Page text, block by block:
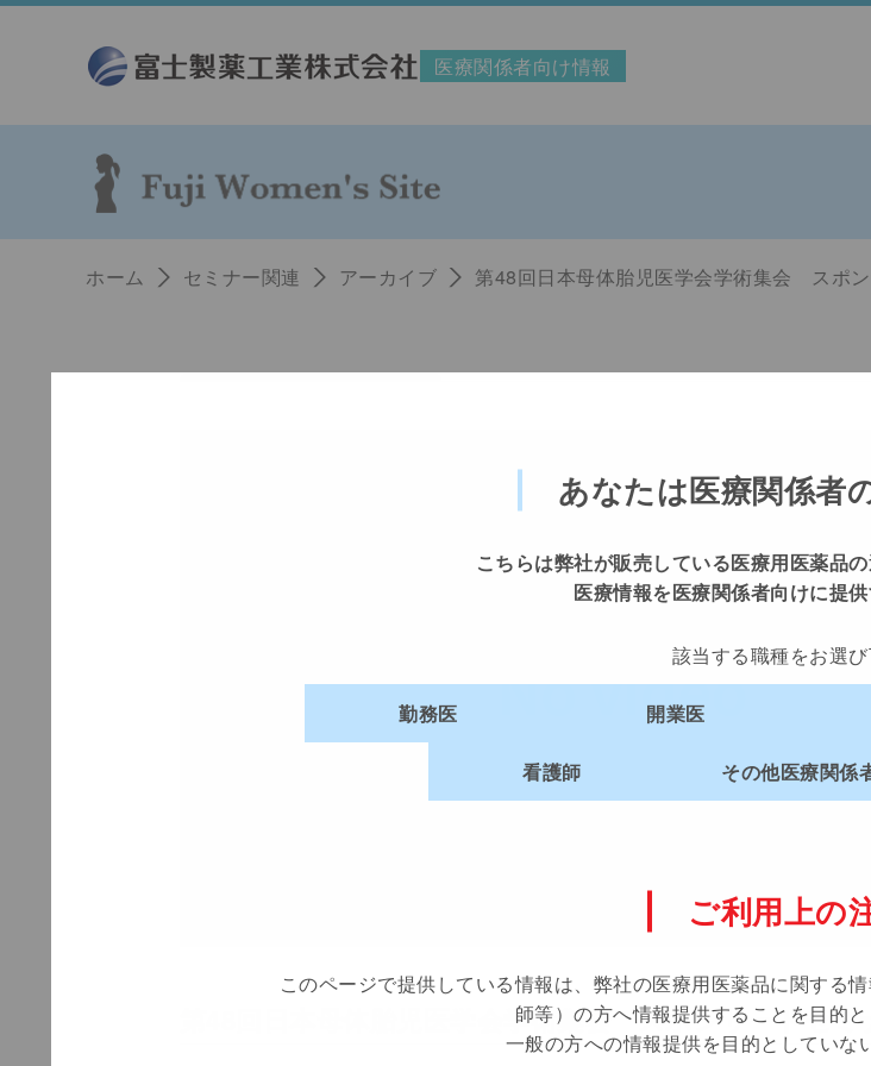
医療関係者向け情報
ホーム セミナー関連 アーカイブ 第48回日本母体胎児医学会学術集会 スポ
第48回日本母体胎児医学会学術集会 スポンサードセミ
あなたは医療関係者
こちらは弊社が販売している医療用医薬品
医療情報を医療関係者向けに提供
該当する職種をお選
勤務医 開業医
看護師 その他医療関係
ご利用上の
このページで提供している情報は、弊社の医療用医薬品に関する
師等）の方へ情報提供することを目的と
一般の方への情報提供を目的としていな
情報提供範囲は、承認された「効能又は効果」「用
メールアドレス
名前
所属先施設名
電話番号
製品名
Fuji Women's Site会員の方のみご利用
ログインページへ